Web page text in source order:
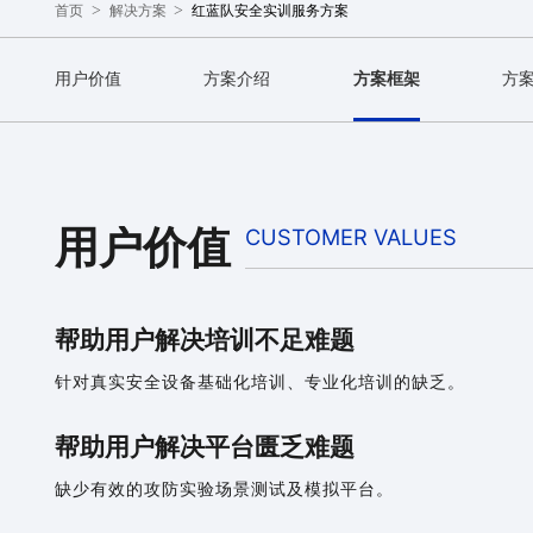
首页 > 解决方案 > 红蓝队安全实训服务方案
用户价值 方案介绍 方案框架 方
用户价值 CUSTOMER VALUES
帮助用户解决培训不足难题
针对真实安全设备基础化培训、专业化培训的缺乏。
帮助用户解决平台匮乏难题
缺少有效的攻防实验场景测试及模拟平台。